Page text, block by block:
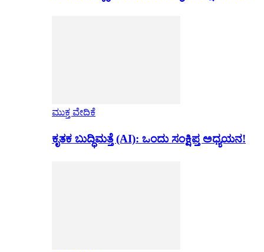
ಮುಕ್ತ ವೇದಿಕೆ
ಕೃತಕ ಬುದ್ಧಿಮತ್ತೆ (AI): ಒಂದು ಸಂಕ್ಷಿಪ್ತ ಅಧ್ಯಯನ!